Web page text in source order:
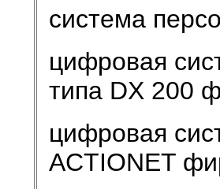
система
цифровая
типа DX 200
цифровая
ACTIONET